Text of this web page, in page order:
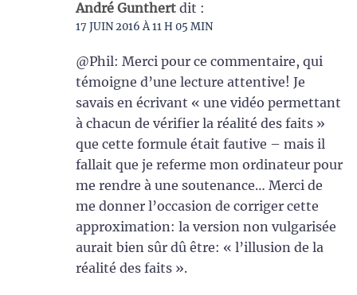
André Gunthert dit :
17 JUIN 2016 À 11 H 05 MIN
@Phil: Merci pour ce commentaire, qui
témoigne d’une lecture attentive! Je
savais en écrivant « une vidéo permettant
à chacun de vérifier la réalité des faits »
que cette formule était fautive – mais il
fallait que je referme mon ordinateur pour
me rendre à une soutenance… Merci de
me donner l’occasion de corriger cette
approximation: la version non vulgarisée
aurait bien sûr dû être: « l’illusion de la
réalité des faits ».